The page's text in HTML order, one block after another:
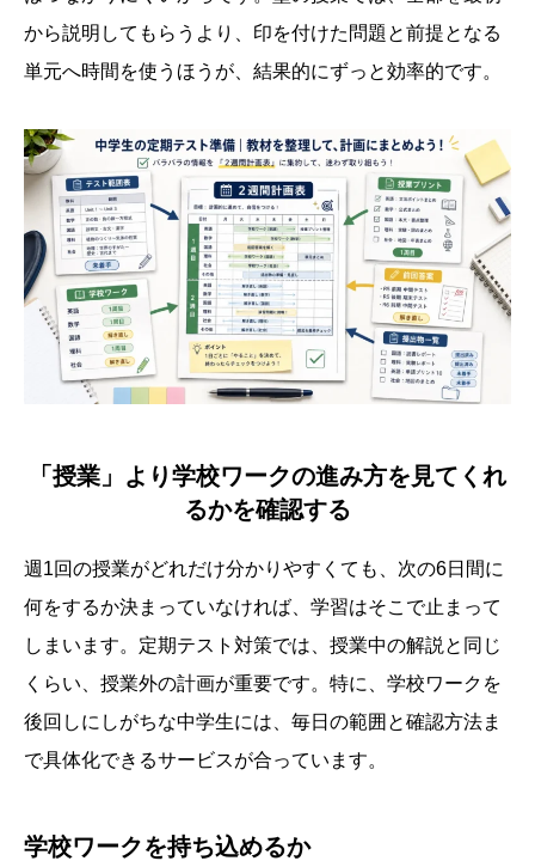
から説明してもらうより、印を付けた問題と前提となる
単元へ時間を使うほうが、結果的にずっと効率的です。
「授業」より学校ワークの進み方を見てくれ
るかを確認する
週1回の授業がどれだけ分かりやすくても、次の6日間に
何をするか決まっていなければ、学習はそこで止まって
しまいます。定期テスト対策では、授業中の解説と同じ
くらい、授業外の計画が重要です。特に、学校ワークを
後回しにしがちな中学生には、毎日の範囲と確認方法ま
で具体化できるサービスが合っています。
学校ワークを持ち込めるか